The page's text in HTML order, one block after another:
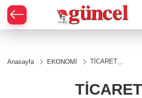
Anasayfa EKONOMİ
TİCARET
ÖDÜLÜ
TİCARET